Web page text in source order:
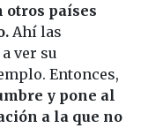
otros países
Ahí las
ver su
Entonces,
y pone al
a la que no